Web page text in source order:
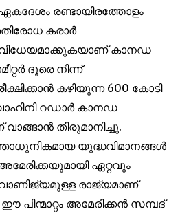
of
and be part of the
your email address on our website
below. Don't worry, we respect
your inbox. Your information is
രണ്ടായിരത്തോളം
കരാർ
വിധേയമാക്കുകയാണ് കാനഡ
ദൂരെ നിന്ന്
കഴിയുന്ന 600 കോടി
റഡാർ കാനഡ
തീരുമാനിച്ചു.
യുദ്ധവിമാനങ്ങൾ
ഏറ്റവും
രാജ്യമാണ്
അമേരിക്കൻ സമ്പദ്